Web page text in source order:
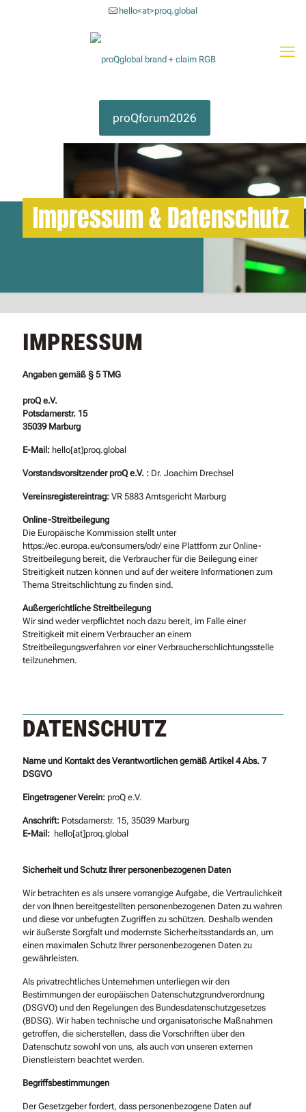
hello<at>proq.global
proQforum2026
Impressum & Datenschutz
IMPRESSUM
Angaben gemäß § 5 TMG
proQ e.V.
Potsdamerstr. 15
35039 Marburg
E-Mail: hello[at]proq.global
Vorstandsvorsitzender proQ e.V. : Dr. Joachim Drechsel
Vereinsregistereintrag: VR 5883 Amtsgericht Marburg
Online-Streitbeilegung
Die Europäische Kommission stellt unter
https://ec.europa.eu/consumers/odr/ eine Plattform zur Online-
Streitbeilegung bereit, die Verbraucher für die Beilegung einer
Streitigkeit nutzen können und auf der weitere Informationen zum
Thema Streitschlichtung zu finden sind.
Außergerichtliche Streitbeilegung
Wir sind weder verpflichtet noch dazu bereit, im Falle einer
Streitigkeit mit einem Verbraucher an einem
Streitbeilegungsverfahren vor einer Verbraucherschlichtungsstelle
teilzunehmen.
DATENSCHUTZ
Name und Kontakt des Verantwortlichen gemäß Artikel 4 Abs. 7
DSGVO
Eingetragener Verein: proQ e.V.
Anschrift: Potsdamerstr. 15, 35039 Marburg
E-Mail: hello[at]proq.global
Sicherheit und Schutz Ihrer personenbezogenen Daten
Wir betrachten es als unsere vorrangige Aufgabe, die Vertraulichkeit
der von Ihnen bereitgestellten personenbezogenen Daten zu wahren
und diese vor unbefugten Zugriffen zu schützen. Deshalb wenden
wir äußerste Sorgfalt und modernste Sicherheitsstandards an, um
einen maximalen Schutz Ihrer personenbezogenen Daten zu
gewährleisten.
Als privatrechtliches Unternehmen unterliegen wir den
Bestimmungen der europäischen Datenschutzgrundverordnung
(DSGVO) und den Regelungen des Bundesdatenschutzgesetzes
(BDSG). Wir haben technische und organisatorische Maßnahmen
getroffen, die sicherstellen, dass die Vorschriften über den
Datenschutz sowohl von uns, als auch von unseren externen
Dienstleistern beachtet werden.
Begriffsbestimmungen
Der Gesetzgeber fordert, dass personenbezogene Daten auf